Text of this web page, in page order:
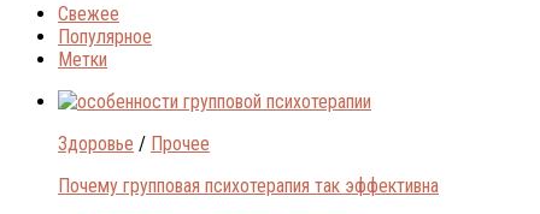
Свежее
Популярное
Метки
Здоровье / Прочее
Почему групповая психотерапия так эффективна